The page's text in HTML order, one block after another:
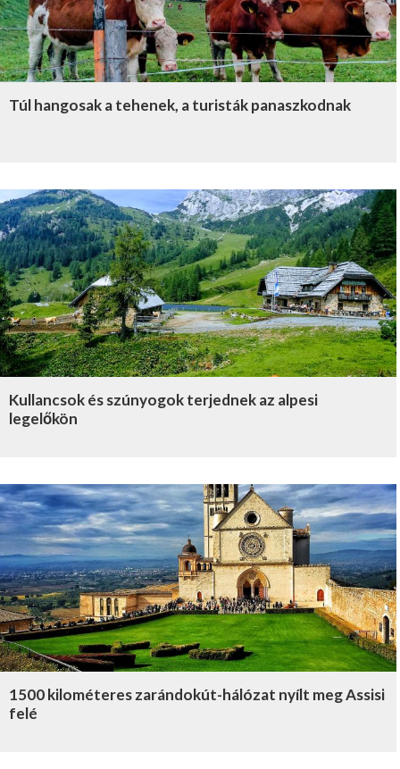
Túl hangosak a tehenek, a turisták panaszkodnak
Kullancsok és szúnyogok terjednek az alpesi
legelőkön
1500 kilométeres zarándokút-hálózat nyílt meg Assisi
felé